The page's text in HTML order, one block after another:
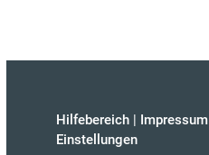
Hilfebereich | Impressum
Einstellungen